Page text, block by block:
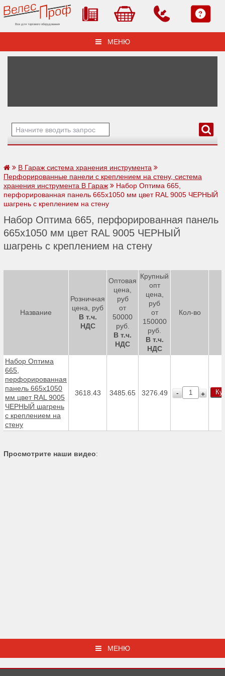
Все для торгового оборудования
МЕНЮ
В Гараж система хранения инструмента
Перфорированные панели с креплением на стену, система
хранения инструмента В Гараж
Набор Оптима 665,
перфорированная панель 665х1050 мм цвет RAL 9005 ЧЕРНЫЙ
шагрень с креплением на стену
Набор Оптима 665, перфорированная панель
665х1050 мм цвет RAL 9005 ЧЕРНЫЙ
шагрень с креплением на стену
Название
Розничная
цена, руб
В т.ч.
НДС
Оптовая
цена,
руб
от
50000
руб.
В т.ч.
НДС
Крупный
опт
цена,
руб
от
150000
руб.
В т.ч.
НДС
Кол-во
Набор Оптима
665,
перфорированная
панель 665х1050
мм цвет RAL 9005
ЧЕРНЫЙ шагрень
с креплением на
стену
3618.43 3485.65 3276.49 - +
Просмотрите наши видео:
МЕНЮ